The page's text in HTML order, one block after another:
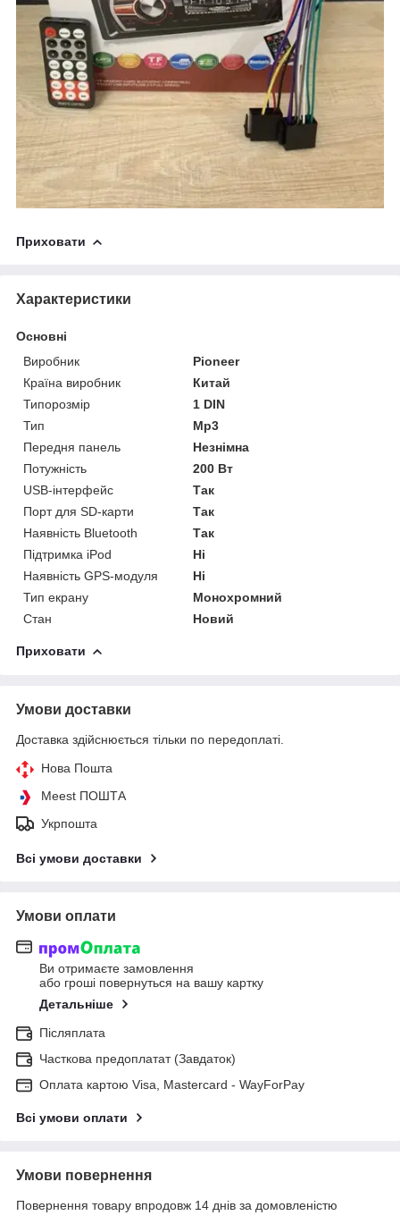
Приховати
Характеристики
Основні
Виробник
Pioneer
Країна виробник
Китай
Типорозмір
1 DIN
Тип
Mp3
Передня панель
Незнімна
Потужність
200 Вт
USB-інтерфейс
Так
Порт для SD-карти
Так
Наявність Bluetooth
Так
Підтримка iPod
Ні
Наявність GPS-модуля
Ні
Тип екрану
Монохромний
Стан
Новий
Приховати
Умови доставки
Доставка здійснюється тільки по передоплаті.
Нова Пошта
Meest ПОШТА
Укрпошта
Всі умови доставки
Умови оплати
Ви отримаєте замовлення
або гроші повернуться на вашу картку
Детальніше
Післяплата
Часткова предоплатат (Завдаток)
Оплата картою Visa, Mastercard - WayForPay
Всі умови оплати
Умови повернення
Повернення товару впродовж 14 днів за домовленістю